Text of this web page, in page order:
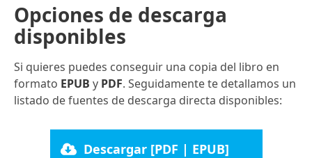
Opciones de descarga
disponibles
Si quieres puedes conseguir una copia del libro en
formato EPUB y PDF. Seguidamente te detallamos un
listado de fuentes de descarga directa disponibles:
Descargar [PDF | EPUB]